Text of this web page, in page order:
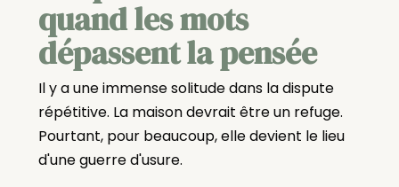
quand les mots
dépassent la pensée
Il y a une immense solitude dans la dispute
répétitive. La maison devrait être un refuge.
Pourtant, pour beaucoup, elle devient le lieu
d'une guerre d'usure.